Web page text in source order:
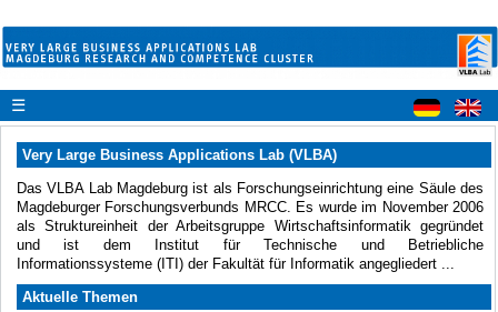
☰
Very Large Business Applications Lab (VLBA)
Das VLBA Lab Magdeburg ist als Forschungseinrichtung eine Säule des
Magdeburger Forschungsverbunds MRCC. Es wurde im November 2006
als Struktureinheit der Arbeitsgruppe Wirtschaftsinformatik gegründet
und ist dem Institut für Technische und Betriebliche
Informationssysteme (ITI) der Fakultät für Informatik angegliedert ...
Aktuelle Themen